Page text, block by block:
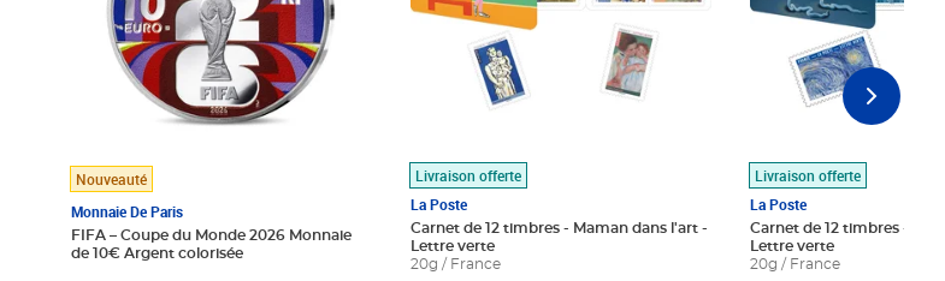
Nouveauté
Monnaie De Paris
FIFA – Coupe du Monde 2026 Monnaie
de 10€ Argent colorisée
Livraison offerte
La Poste
Carnet de 12 timbres - Maman dans l'art -
Lettre verte
20g / France
Livraison offerte
La Poste
Carnet de 12 timbres - Le
Lettre verte
20g / France